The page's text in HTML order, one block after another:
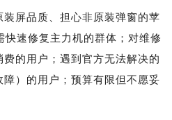
屏品质、担心非原装弹窗的苹
速修复主力机的群体；对维修
的用户；遇到官方无法解决的
）的用户；预算有限但不愿妥